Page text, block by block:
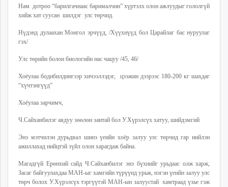
shuum.mn
tvmongolia.mn
unegui.mn
assa.mn
toim.mn
tac.mn
Нам дотроо “барилгачнаас барималчин” хүртэлх олон ажлуудыг гололгүй
хийж хат суусан шилдэг улс төрчид.
Нүдэнд дулаахан Монгол эрчүүд, /Хүүхнүүд бол Царайлаг бас нуруулаг
гэх/
Улс төрийн болон биологийн нас чацуу /45, 46/
Хоёулаа бодибилдингээр хичээллэдэг, цээжин дээрээс 180-200 кг шахдаг
“хүчтэнгүүд”
Хоёулаа зарчимч,
Ч.Сайханбилэг аядуу зөөлөн зантай бол У.Хүрэлсүх хатуу, шийдэмгий
Энэ мэтчилэн дурьдвал шинэ үеийн хоёр залуу улс төрчид гар нийлэн
ажиллахад нийцтэй зүйл олон харагдаж байна.
Магадгүй Ерөнхий сайд Ч.Сайханбилэг энэ бүхнийг урьдаас олж харж,
Засаг байгуулахдаа МАН-ыг хамгийн түрүүнд урьж, нэгэн үеийн залуу улс
төрч болох У.Хүрэлсүх тэргүүтэй МАН-ын залуустай хамтраад үзье гэж